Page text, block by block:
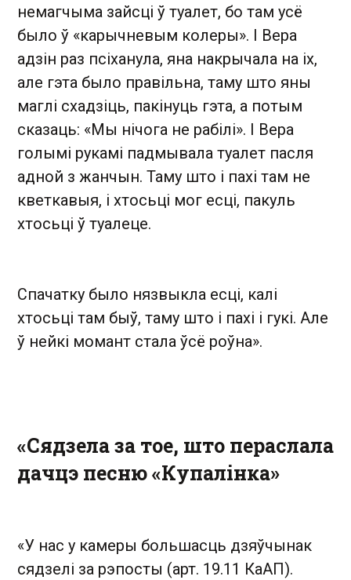
немагчыма зайсці ў туалет, бо там усё
было ў «карычневым колеры». І Вера
адзін раз псіханула, яна накрычала на іх,
але гэта было правільна, таму што яны
маглі схадзіць, пакінуць гэта, а потым
сказаць: «Мы нічога не рабілі». І Вера
голымі рукамі падмывала туалет пасля
адной з жанчын. Таму што і пахі там не
кветкавыя, і хтосьці мог есці, пакуль
хтосьці ў туалеце.
Спачатку было нязвыкла есці, калі
хтосьці там быў, таму што і пахі і гукі. Але
ў нейкі момант стала ўсё роўна».
«Сядзела за тое, што пераслала
дачцэ песню «Купалінка»
«У нас у камеры большасць дзяўчынак
сядзелі за рэпосты (арт. 19.11 КаАП).